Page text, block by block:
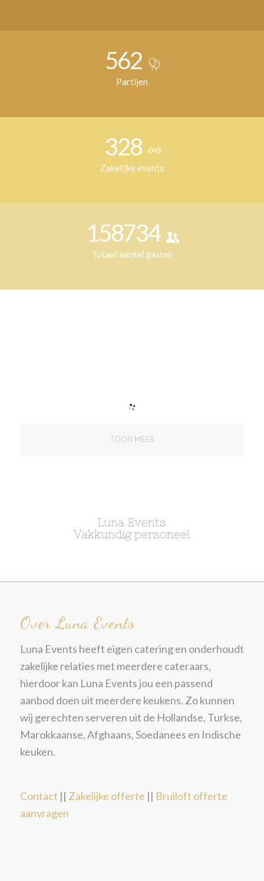
562
Partijen
328
Zakelijke events
158734
Totaal aantal gasten
TOON MEER
Luna Events
Vakkundig personeel
Over Luna Events
Luna Events heeft eigen catering en onderhoudt
zakelijke relaties met meerdere cateraars,
hierdoor kan Luna Events jou een passend
aanbod doen uit meerdere keukens. Zo kunnen
wij gerechten serveren uit de Hollandse, Turkse,
Marokkaanse, Afghaans, Soedanees en Indische
keuken.
Contact || Zakelijke offerte || Bruiloft offerte
aanvragen